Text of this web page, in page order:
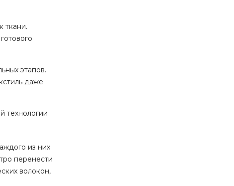
ткани.
этапов.
даже
технологии
из них
перенести
волокон,